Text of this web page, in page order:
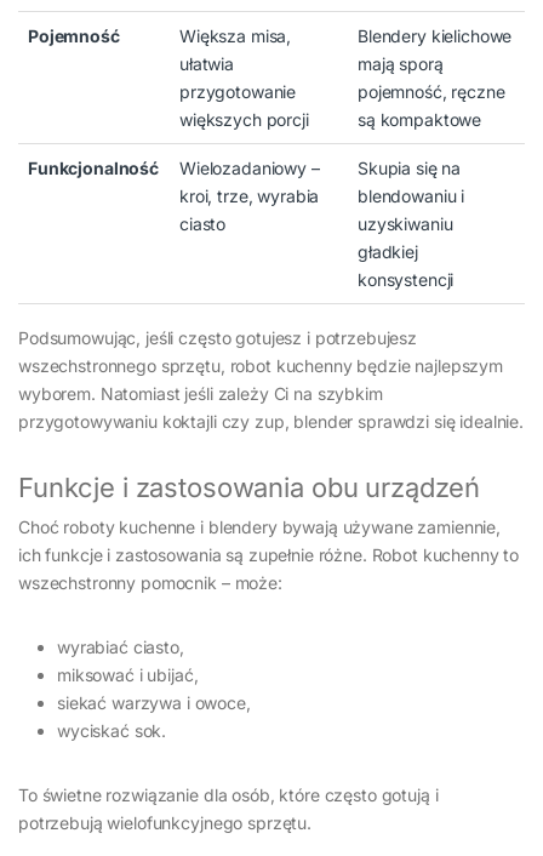
Pojemność
Większa misa,
ułatwia
przygotowanie
większych porcji
Blendery kielichowe
mają sporą
pojemność, ręczne
są kompaktowe
Funkcjonalność
Wielozadaniowy –
kroi, trze, wyrabia
ciasto
Skupia się na
blendowaniu i
uzyskiwaniu
gładkiej
konsystencji
Podsumowując, jeśli często gotujesz i potrzebujesz
wszechstronnego sprzętu, robot kuchenny będzie najlepszym
wyborem. Natomiast jeśli zależy Ci na szybkim
przygotowywaniu koktajli czy zup, blender sprawdzi się idealnie.
Funkcje i zastosowania obu urządzeń
Choć roboty kuchenne i blendery bywają używane zamiennie,
ich funkcje i zastosowania są zupełnie różne. Robot kuchenny to
wszechstronny pomocnik – może:
wyrabiać ciasto,
miksować i ubijać,
siekać warzywa i owoce,
wyciskać sok.
To świetne rozwiązanie dla osób, które często gotują i
potrzebują wielofunkcyjnego sprzętu.